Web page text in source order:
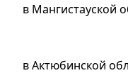
в Мангистауской
в Актюбинской